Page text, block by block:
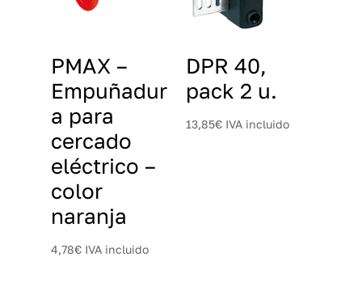
PMAX –
Empuñadur
a para
cercado
eléctrico –
color
naranja
4,78€ IVA incluido
DPR 40,
pack 2 u.
13,85€ IVA incluido